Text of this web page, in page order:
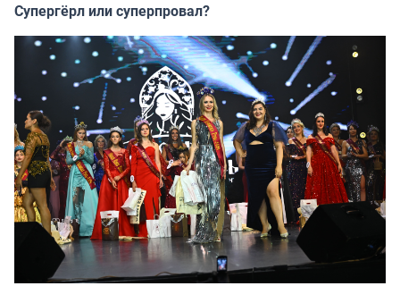
Супергёрл или суперпровал?